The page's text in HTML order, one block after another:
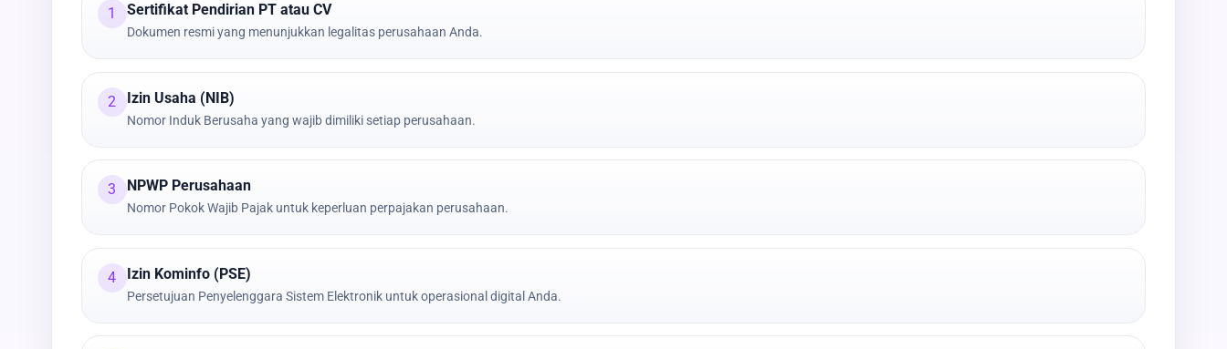
1 Sertifikat Pendirian PT atau CV
Dokumen resmi yang menunjukkan legalitas perusahaan Anda.
2 Izin Usaha (NIB)
Nomor Induk Berusaha yang wajib dimiliki setiap perusahaan.
3 NPWP Perusahaan
Nomor Pokok Wajib Pajak untuk keperluan perpajakan perusahaan.
4 Izin Kominfo (PSE)
Persetujuan Penyelenggara Sistem Elektronik untuk operasional digital Anda.